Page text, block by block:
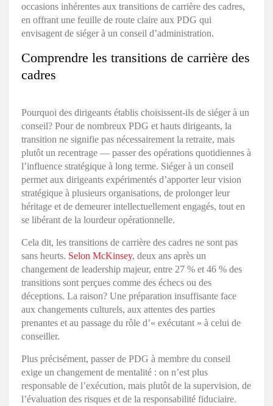
occasions inhérentes aux transitions de carrière des cadres,
en offrant une feuille de route claire aux PDG qui
envisagent de siéger à un conseil d’administration.
Comprendre les transitions de carrière des
cadres
Pourquoi des dirigeants établis choisissent-ils de siéger à un
conseil? Pour de nombreux PDG et hauts dirigeants, la
transition ne signifie pas nécessairement la retraite, mais
plutôt un recentrage — passer des opérations quotidiennes à
l’influence stratégique à long terme. Siéger à un conseil
permet aux dirigeants expérimentés d’apporter leur vision
stratégique à plusieurs organisations, de prolonger leur
héritage et de demeurer intellectuellement engagés, tout en
se libérant de la lourdeur opérationnelle.
Cela dit, les transitions de carrière des cadres ne sont pas
sans heurts. Selon McKinsey, deux ans après un
changement de leadership majeur, entre 27 % et 46 % des
transitions sont perçues comme des échecs ou des
déceptions. La raison? Une préparation insuffisante face
aux changements culturels, aux attentes des parties
prenantes et au passage du rôle d’« exécutant » à celui de
conseiller.
Plus précisément, passer de PDG à membre du conseil
exige un changement de mentalité : on n’est plus
responsable de l’exécution, mais plutôt de la supervision, de
l’évaluation des risques et de la responsabilité fiduciaire.